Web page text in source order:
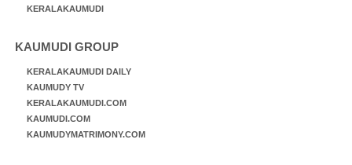
KERALAKAUMUDI
KAUMUDI GROUP
KERALAKAUMUDI DAILY
KAUMUDY TV
KERALAKAUMUDI.COM
KAUMUDI.COM
KAUMUDYMATRIMONY.COM